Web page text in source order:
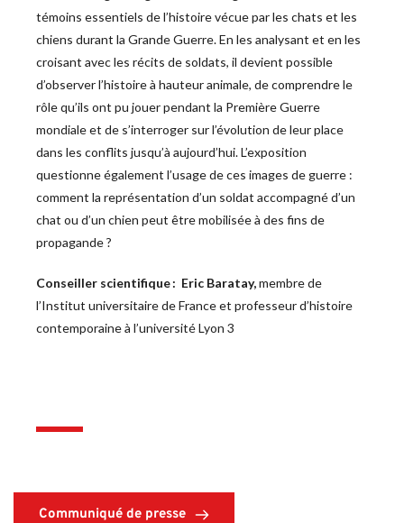
témoins essentiels de l’histoire vécue par les chats et les
chiens durant la Grande Guerre. En les analysant et en les
croisant avec les récits de soldats, il devient possible
d’observer l’histoire à hauteur animale, de comprendre le
rôle qu’ils ont pu jouer pendant la Première Guerre
mondiale et de s’interroger sur l’évolution de leur place
dans les conflits jusqu’à aujourd’hui. L’exposition
questionne également l’usage de ces images de guerre :
comment la représentation d’un soldat accompagné d’un
chat ou d’un chien peut être mobilisée à des fins de
propagande ?
Conseiller scientifique :  Eric Baratay, membre de
l’Institut universitaire de France et professeur d’histoire
contemporaine à l’université Lyon 3
Communiqué de presse